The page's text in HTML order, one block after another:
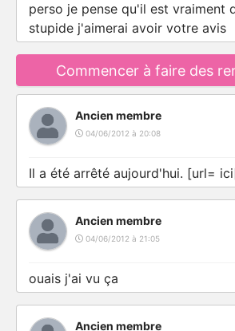
perso je pense qu'il est vraiment
stupide j'aimerai avoir votre avis
Commencer à faire des
Ancien membre
04/06/2012 à 20:08
Il a été arrêté aujourd'hui. [url=
Ancien membre
04/06/2012 à 21:05
ouais j'ai vu ça
Ancien membre